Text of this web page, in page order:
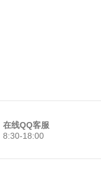
在线QQ客服
8:30-18:00